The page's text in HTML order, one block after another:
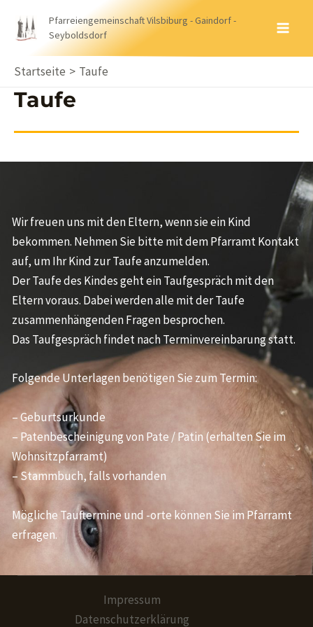
Inhalt
Pfarreiengemeinschaft Vilsbiburg - Gaindorf -
Seyboldsdorf
Startseite Taufe
Taufe
Wir freuen uns mit den Eltern, wenn sie ein Kind
bekommen. Nehmen Sie bitte mit dem Pfarramt Kontakt
auf, um Ihr Kind zur Taufe anzumelden.
Der Taufe des Kindes geht ein Taufgespräch mit den
Eltern voraus. Dabei werden alle mit der Taufe
zusammenhängenden Fragen besprochen.
Das Taufgespräch findet nach Terminvereinbarung statt.
Folgende Unterlagen benötigen Sie zum Termin:
– Geburtsurkunde
– Patenbescheinigung von Pate / Patin (erhalten Sie im
Wohnsitzpfarramt)
– Stammbuch, falls vorhanden
Mögliche Tauftermine und -orte können Sie im Pfarramt
erfragen.
Impressum
Datenschutzerklärung